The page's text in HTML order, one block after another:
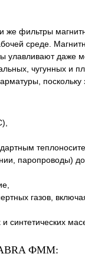
же фильтры
среде.
улавливают даже
чугунных и
паропроводы)
газов,
синтетических
ABRA ФММ: